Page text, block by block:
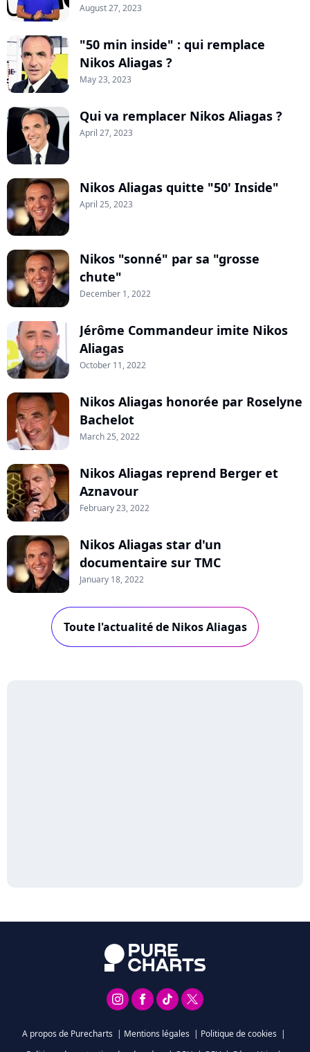
August 27, 2023
"50 min inside" : qui remplace
Nikos Aliagas ?
May 23, 2023
Qui va remplacer Nikos Aliagas ?
April 27, 2023
Nikos Aliagas quitte "50' Inside"
April 25, 2023
Nikos "sonné" par sa "grosse
chute"
December 1, 2022
Jérôme Commandeur imite Nikos
Aliagas
October 11, 2022
Nikos Aliagas honorée par Roselyne
Bachelot
March 25, 2022
Nikos Aliagas reprend Berger et
Aznavour
February 23, 2022
Nikos Aliagas star d'un
documentaire sur TMC
January 18, 2022
Toute l'actualité de Nikos Aliagas
A propos de Purecharts | Mentions légales | Politique de cookies |